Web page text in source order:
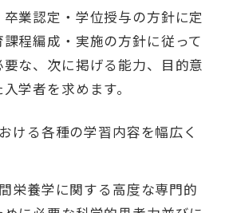
業認定・学位授与の方針に定
程編成・実施の方針に従って
な、次に掲げる能力、目的意
学者を求めます。
ける各種の学習内容を幅広く
栄養学に関する高度な専門的